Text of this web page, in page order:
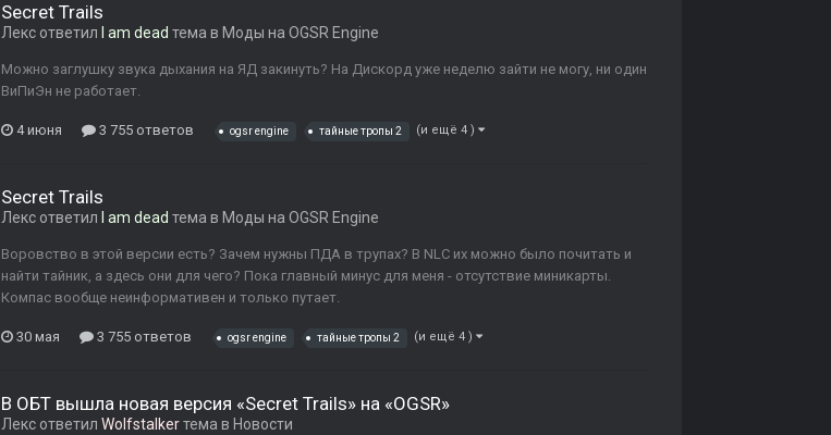
Secret Trails
Лекс ответил I am dead тема в Моды на OGSR Engine
Можно заглушку звука дыхания на ЯД закинуть? На Дискорд уже неделю зайти не могу, ни один
ВиПиЭн не работает.
4 июня 3 755 ответов ogsr engine тайные тропы 2 (и ещё 4 )
Secret Trails
Лекс ответил I am dead тема в Моды на OGSR Engine
Воровство в этой версии есть? Зачем нужны ПДА в трупах? В NLC их можно было почитать и
найти тайник, а здесь они для чего? Пока главный минус для меня - отсутствие миникарты.
Компас вообще неинформативен и только путает.
30 мая 3 755 ответов ogsr engine тайные тропы 2 (и ещё 4 )
В ОБТ вышла новая версия «Secret Trails» на «OGSR»
Лекс ответил Wolfstalkerтема в Новости